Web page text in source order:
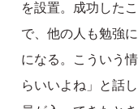
を設置。成功した
で、他の人も勉強
になる。こういう
らいいよね」と話